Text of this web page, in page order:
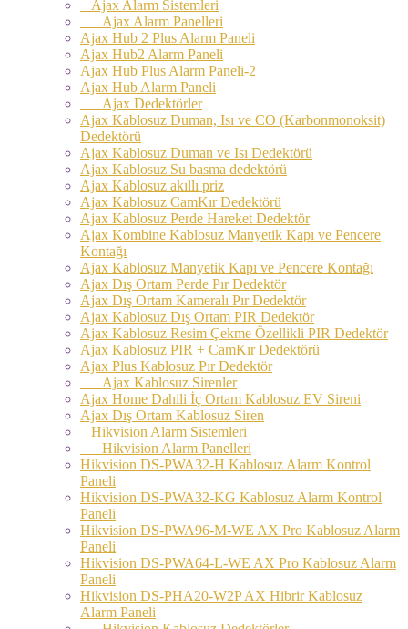
Ajax Alarm Sistemleri
Ajax Alarm Panelleri
Ajax Hub 2 Plus Alarm Paneli
Ajax Hub2 Alarm Paneli
Ajax Hub Plus Alarm Paneli-2
Ajax Hub Alarm Paneli
Ajax Dedektörler
Ajax Kablosuz Duman, Isı ve CO (Karbonmonoksit)
Dedektörü
Ajax Kablosuz Duman ve Isı Dedektörü
Ajax Kablosuz Su basma dedektörü
Ajax Kablosuz akıllı priz
Ajax Kablosuz CamKır Dedektörü
Ajax Kablosuz Perde Hareket Dedektör
Ajax Kombine Kablosuz Manyetik Kapı ve Pencere
Kontağı
Ajax Kablosuz Manyetik Kapı ve Pencere Kontağı
Ajax Dış Ortam Perde Pır Dedektör
Ajax Dış Ortam Kameralı Pır Dedektör
Ajax Kablosuz Dış Ortam PIR Dedektör
Ajax Kablosuz Resim Çekme Özellikli PIR Dedektör
Ajax Kablosuz PIR + CamKır Dedektörü
Ajax Plus Kablosuz Pır Dedektör
Ajax Kablosuz Sirenler
Ajax Home Dahili İç Ortam Kablosuz EV Sireni
Ajax Dış Ortam Kablosuz Siren
Hikvision Alarm Sistemleri
Hikvision Alarm Panelleri
Hikvision DS-PWA32-H Kablosuz Alarm Kontrol
Paneli
Hikvision DS-PWA32-KG Kablosuz Alarm Kontrol
Paneli
Hikvision DS-PWA96-M-WE AX Pro Kablosuz Alarm
Paneli
Hikvision DS-PWA64-L-WE AX Pro Kablosuz Alarm
Paneli
Hikvision DS-PHA20-W2P AX Hibrir Kablosuz
Alarm Paneli